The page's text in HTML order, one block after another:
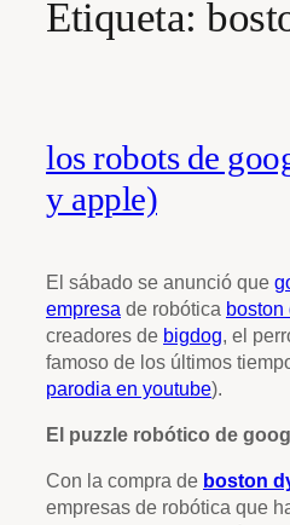
Etiqueta:
los robots de
y apple)
El sábado se anunció que
empresa de robótica boston
creadores de bigdog, el
famoso de los últimos
parodia en youtube).
El puzzle robótico de
Con la compra de boston
empresas de robótica que